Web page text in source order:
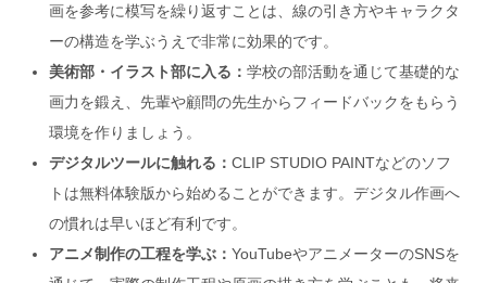
画を参考に模写を繰り返すことは、線の引き方やキャラクタ
ーの構造を学ぶうえで非常に効果的です。
美術部・イラスト部に入る： 学校の部活動を通じて基礎的な
画力を鍛え、先輩や顧問の先生からフィードバックをもらう
環境を作りましょう。
デジタルツールに触れる： CLIP STUDIO PAINTなどのソフ
トは無料体験版から始めることができます。デジタル作画へ
の慣れは早いほど有利です。
アニメ制作の工程を学ぶ： YouTubeやアニメーターのSNSを